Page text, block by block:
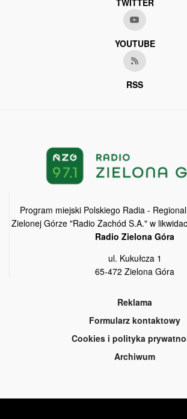
TWITTER
YOUTUBE
RSS
Program miejski Polskiego Radia -
Zielonej Górze "Radio Zachód S.A." w
Radio Zielona Góra
ul. Kukułcza 1
65-472 Zielona Góra
Reklama
Formularz kontaktowy
Cookies i polityka
Archiwum